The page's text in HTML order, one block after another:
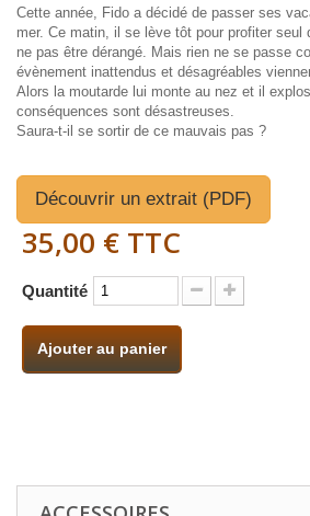
Cette année, Fido a décidé de passer ses
mer. Ce matin, il se lève tôt pour profiter seul
ne pas être dérangé. Mais rien ne se passe
évènement inattendus et désagréables
Alors la moutarde lui monte au nez et il
conséquences sont désastreuses.
Saura-t-il se sortir de ce mauvais pas ?
Découvrir un extrait (PDF)
35,00 € TTC
Quantité
Ajouter au panier